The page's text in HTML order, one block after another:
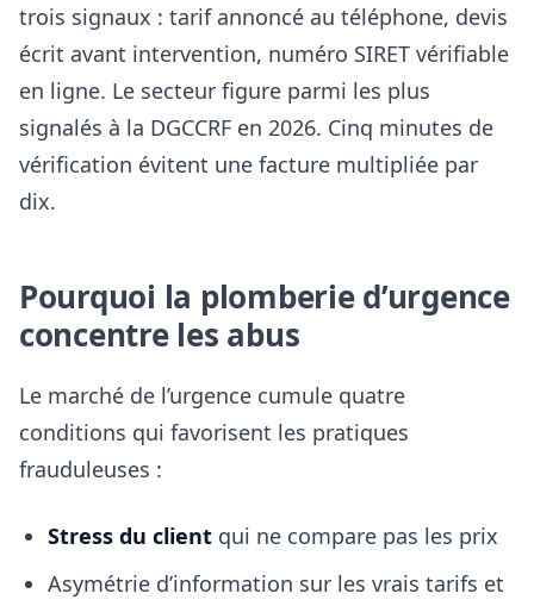
trois signaux : tarif annoncé au téléphone, devis
écrit avant intervention, numéro SIRET vérifiable
en ligne. Le secteur figure parmi les plus
signalés à la DGCCRF en 2026. Cinq minutes de
vérification évitent une facture multipliée par
dix.
Pourquoi la plomberie d’urgence
concentre les abus
Le marché de l’urgence cumule quatre
conditions qui favorisent les pratiques
frauduleuses :
Stress du client qui ne compare pas les prix
Asymétrie d’information sur les vrais tarifs et